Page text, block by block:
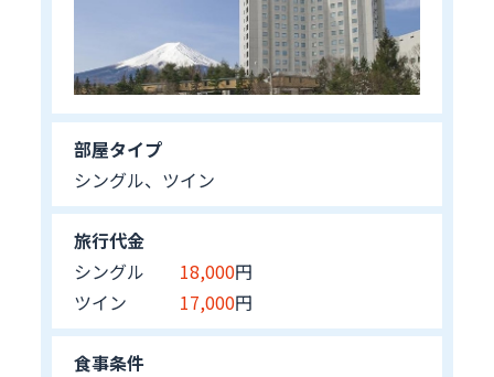
部屋タイプ
シングル、ツイン
旅行代金
シングル 18,000円
ツイン 17,000円
食事条件